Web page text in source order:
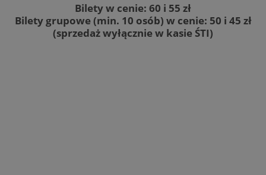
Bilety w cenie: 60 i 55 zł
Bilety grupowe (min. 10 osób) w cenie: 50 i 45 zł
(sprzedaż wyłącznie w kasie ŚTI)